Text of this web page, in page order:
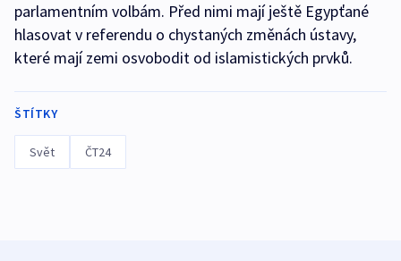
parlamentním volbám. Před nimi mají ještě Egypťané
hlasovat v referendu o chystaných změnách ústavy,
které mají zemi osvobodit od islamistických prvků.
ŠTÍTKY
Svět ČT24